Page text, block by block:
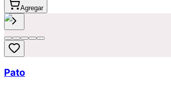
Agregar
Pato